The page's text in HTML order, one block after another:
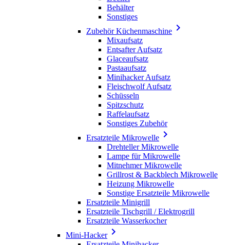
Behälter
Sonstiges
Zubehör Küchenmaschine 
Mixaufsatz
Entsafter Aufsatz
Glaceaufsatz
Pastaaufsatz
Minihacker Aufsatz
Fleischwolf Aufsatz
Schüsseln
Spitzschutz
Raffelaufsatz
Sonstiges Zubehör
Ersatzteile Mikrowelle 
Drehteller Mikrowelle
Lampe für Mikrowelle
Mitnehmer Mikrowelle
Grillrost & Backblech Mikrowelle
Heizung Mikrowelle
Sonstige Ersatzteile Mikrowelle
Ersatzteile Minigrill
Ersatzteile Tischgrill / Elektrogrill
Ersatzteile Wasserkocher
Mini-Hacker